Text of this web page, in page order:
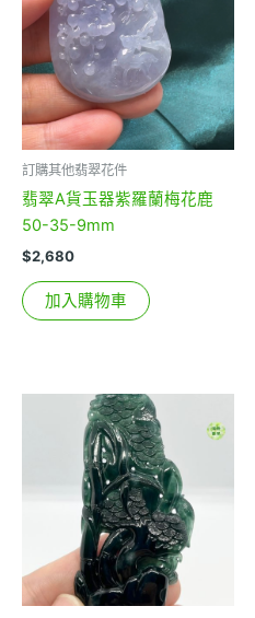
訂購其他翡翠花件
翡翠A貨玉器紫羅蘭梅花鹿
50-35-9mm
$2,680
加入購物車